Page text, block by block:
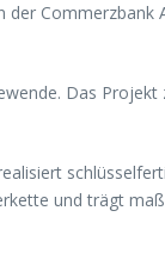
Commerzbank
Das
und trägt